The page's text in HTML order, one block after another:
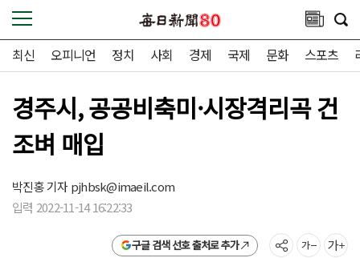
최신 오피니언 정치 사회 경제 국제 문화 스포츠
경주시, 공공비축미·시장격리곡 건
조벼 매입
박진홍 기자pjhbsk@imaeil.com
입력 2022-11-14 16:22:33
구글 검색 선호 출처로 추가